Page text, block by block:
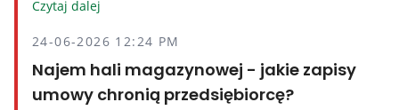
Czytaj dalej
24-06-2026 12:24 PM
Najem hali magazynowej - jakie zapisy
umowy chronią przedsiębiorcę?